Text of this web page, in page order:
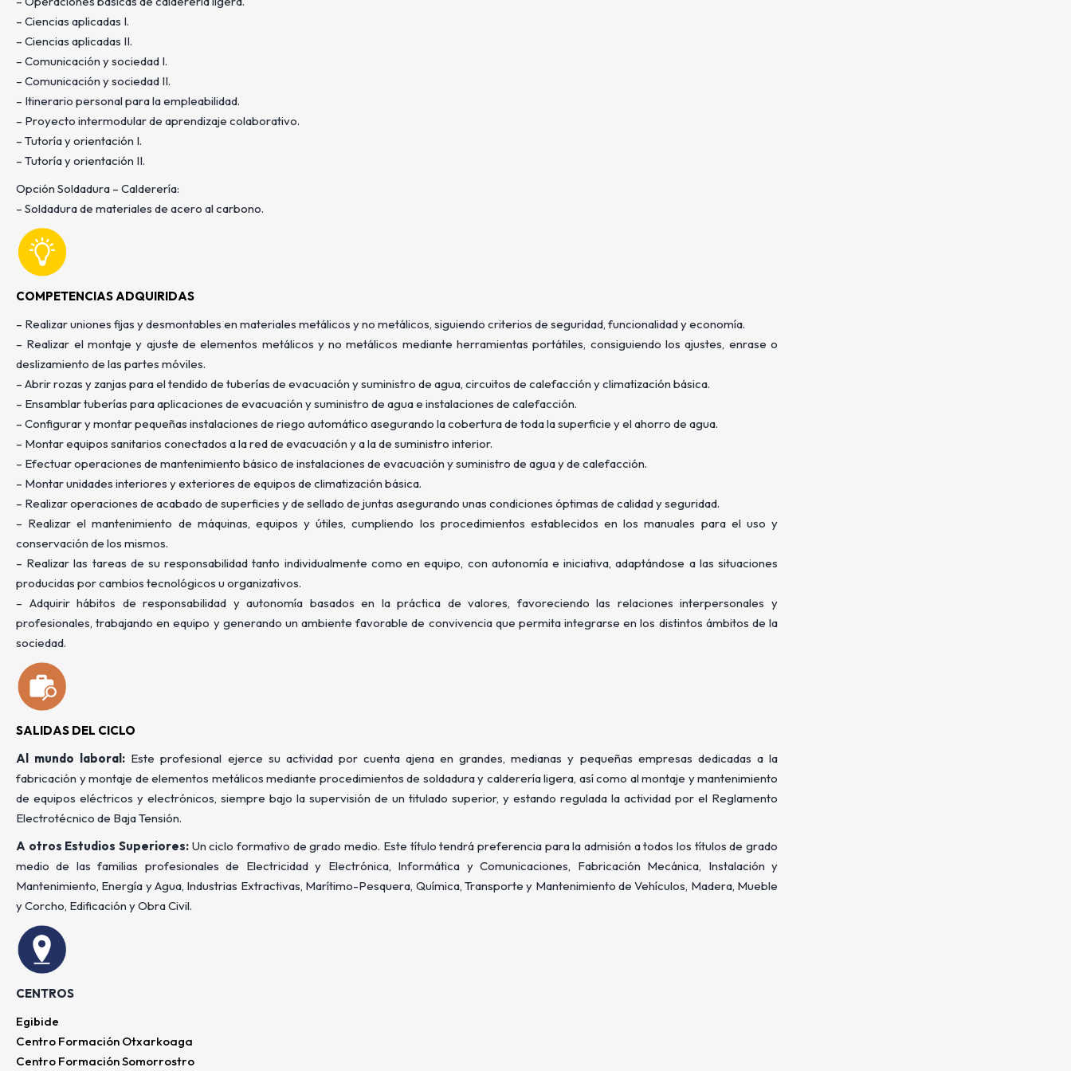
– Ciencias aplicadas I.
– Ciencias aplicadas II.
– Comunicación y sociedad I.
– Comunicación y sociedad II.
– Itinerario personal para la empleabilidad.
– Proyecto intermodular de aprendizaje colaborativo.
– Tutoría y orientación I.
– Tutoría y orientación II.
Opción Soldadura – Calderería:
– Soldadura de materiales de acero al carbono.
COMPETENCIAS ADQUIRIDAS
– Realizar uniones fijas y desmontables en materiales metálicos y no metálicos, siguiendo criterios de seguridad, funcionalidad y economía.
– Realizar el montaje y ajuste de elementos metálicos y no metálicos mediante herramientas portátiles, consiguiendo los ajustes, enrase o
deslizamiento de las partes móviles.
– Abrir rozas y zanjas para el tendido de tuberías de evacuación y suministro de agua, circuitos de calefacción y climatización básica.
– Ensamblar tuberías para aplicaciones de evacuación y suministro de agua e instalaciones de calefacción.
– Configurar y montar pequeñas instalaciones de riego automático asegurando la cobertura de toda la superficie y el ahorro de agua.
– Montar equipos sanitarios conectados a la red de evacuación y a la de suministro interior.
– Efectuar operaciones de mantenimiento básico de instalaciones de evacuación y suministro de agua y de calefacción.
– Montar unidades interiores y exteriores de equipos de climatización básica.
– Realizar operaciones de acabado de superficies y de sellado de juntas asegurando unas condiciones óptimas de calidad y seguridad.
– Realizar el mantenimiento de máquinas, equipos y útiles, cumpliendo los procedimientos establecidos en los manuales para el uso y
conservación de los mismos.
– Realizar las tareas de su responsabilidad tanto individualmente como en equipo, con autonomía e iniciativa, adaptándose a las situaciones
producidas por cambios tecnológicos u organizativos.
– Adquirir hábitos de responsabilidad y autonomía basados en la práctica de valores, favoreciendo las relaciones interpersonales y
profesionales, trabajando en equipo y generando un ambiente favorable de convivencia que permita integrarse en los distintos ámbitos de la
sociedad.
SALIDAS DEL CICLO
Al mundo laboral: Este profesional ejerce su actividad por cuenta ajena en grandes, medianas y pequeñas empresas dedicadas a la
fabricación y montaje de elementos metálicos mediante procedimientos de soldadura y calderería ligera, así como al montaje y mantenimiento
de equipos eléctricos y electrónicos, siempre bajo la supervisión de un titulado superior, y estando regulada la actividad por el Reglamento
Electrotécnico de Baja Tensión.
A otros Estudios Superiores: Un ciclo formativo de grado medio. Este título tendrá preferencia para la admisión a todos los títulos de grado
medio de las familias profesionales de Electricidad y Electrónica, Informática y Comunicaciones, Fabricación Mecánica, Instalación y
Mantenimiento, Energía y Agua, Industrias Extractivas, Marítimo-Pesquera, Química, Transporte y Mantenimiento de Vehículos, Madera, Mueble
y Corcho, Edificación y Obra Civil.
CENTROS
Egibide
Centro Formación Otxarkoaga
Centro Formación Somorrostro